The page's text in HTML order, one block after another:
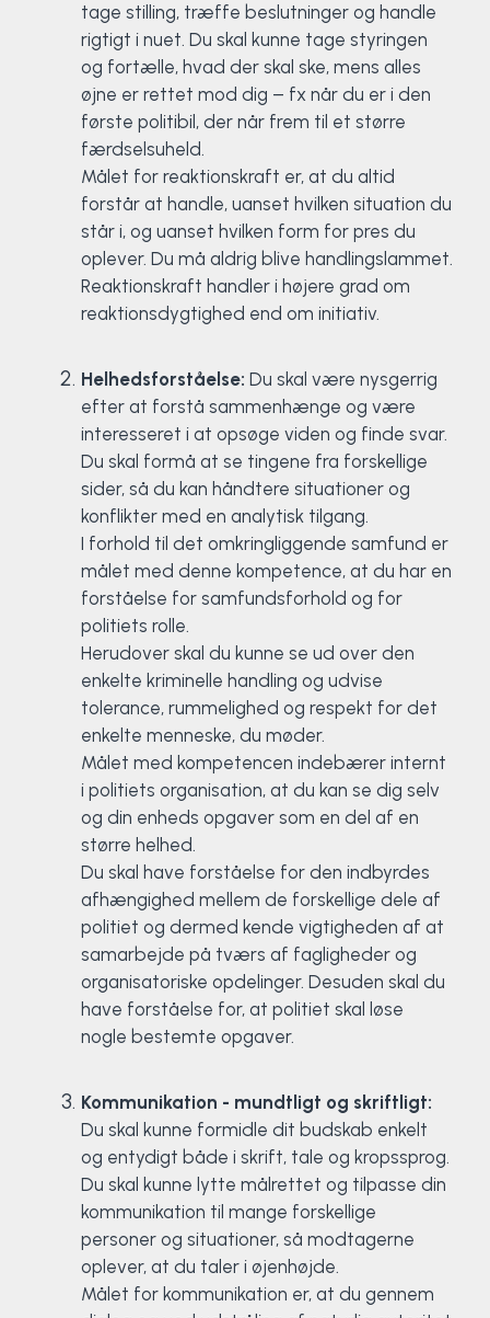
tage stilling, træffe beslutninger og handle
rigtigt i nuet. Du skal kunne tage styringen
og fortælle, hvad der skal ske, mens alles
øjne er rettet mod dig – fx når du er i den
første politibil, der når frem til et større
færdselsuheld.
Målet for reaktionskraft er, at du altid
forstår at handle, uanset hvilken situation du
står i, og uanset hvilken form for pres du
oplever. Du må aldrig blive handlingslammet.
Reaktionskraft handler i højere grad om
reaktionsdygtighed end om initiativ.
Helhedsforståelse: Du skal være nysgerrig
efter at forstå sammenhænge og være
interesseret i at opsøge viden og finde svar.
Du skal formå at se tingene fra forskellige
sider, så du kan håndtere situationer og
konflikter med en analytisk tilgang.
I forhold til det omkringliggende samfund er
målet med denne kompetence, at du har en
forståelse for samfundsforhold og for
politiets rolle.
Herudover skal du kunne se ud over den
enkelte kriminelle handling og udvise
tolerance, rummelighed og respekt for det
enkelte menneske, du møder.
Målet med kompetencen indebærer internt
i politiets organisation, at du kan se dig selv
og din enheds opgaver som en del af en
større helhed.
Du skal have forståelse for den indbyrdes
afhængighed mellem de forskellige dele af
politiet og dermed kende vigtigheden af at
samarbejde på tværs af fagligheder og
organisatoriske opdelinger. Desuden skal du
have forståelse for, at politiet skal løse
nogle bestemte opgaver.
Kommunikation - mundtligt og skriftligt:
Du skal kunne formidle dit budskab enkelt
og entydigt både i skrift, tale og kropssprog.
Du skal kunne lytte målrettet og tilpasse din
kommunikation til mange forskellige
personer og situationer, så modtagerne
oplever, at du taler i øjenhøjde.
Målet for kommunikation er, at du gennem
Svømning og Livredning
Tons og teambuilding
Vandsport
Volleyball